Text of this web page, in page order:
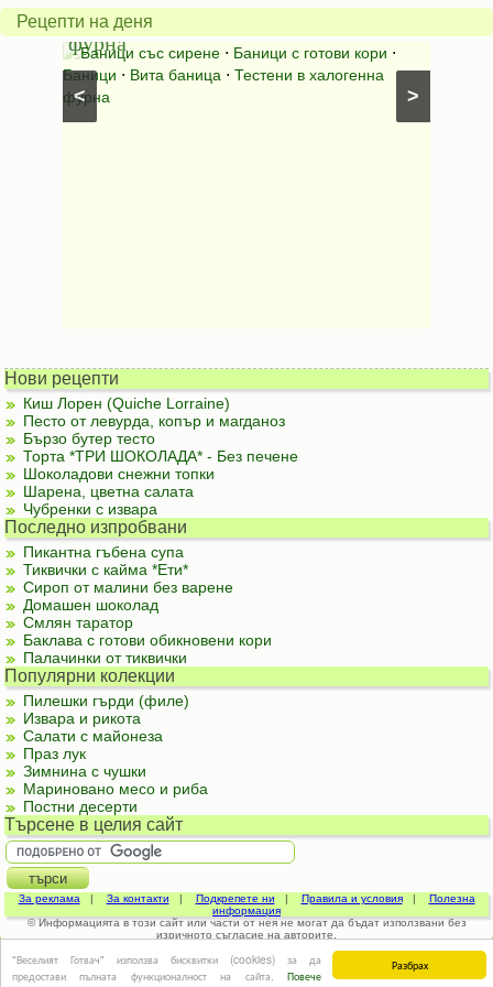
Разбрах
"Веселият Готвач" използва бисквитки (cookies) за да
предостави пълната функционалност на сайта. Повече
Рецепти на деня
>
<
халогенна
фурна
Баници със сирене ⋅ Баници с готови кори ⋅
Баници ⋅ Вита баница ⋅ Тестени в халогенна
фурна
за
Нови рецепти
Киш Лорен (Quiche Lorraine)
Песто от левурда, копър и магданоз
Бързо бутер тесто
Торта *ТРИ ШОКОЛАДА* - Без печене
Шоколадови снежни топки
Шарена, цветна салата
Чубренки с извара
Последно изпробвани
Пикантна гъбена супа
Тиквички с кайма *Ети*
Сироп от малини без варене
Домашен шоколад
Смлян таратор
Баклава с готови обикновени кори
Палачинки от тиквички
Популярни колекции
Пилешки гърди (филе)
Извара и рикота
Салати с майонеза
Праз лук
Зимнина с чушки
Мариновано месо и риба
Постни десерти
Търсене в целия сайт
За реклама | За контакти | Подкрепете ни | Правила и условия| Полезна
информация
© Информацията в този сайт или части от нея не могат да бъдат използвани без
изричното съгласие на авторите.